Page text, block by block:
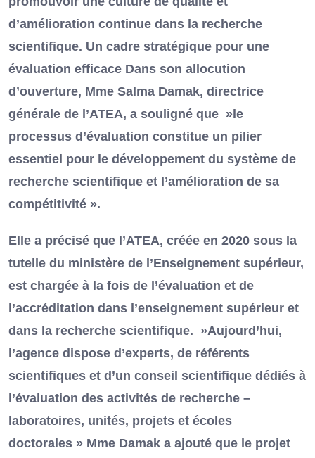
d’amélioration continue dans la recherche
scientifique. Un cadre stratégique pour une
évaluation efficace Dans son allocution
d’ouverture, Mme Salma Damak, directrice
générale de l’ATEA, a souligné que »le
processus d’évaluation constitue un pilier
essentiel pour le développement du système de
recherche scientifique et l’amélioration de sa
compétitivité ».
Elle a précisé que l’ATEA, créée en 2020 sous la
tutelle du ministère de l’Enseignement supérieur,
est chargée à la fois de l’évaluation et de
l’accréditation dans l’enseignement supérieur et
dans la recherche scientifique. »Aujourd’hui,
l’agence dispose d’experts, de référents
scientifiques et d’un conseil scientifique dédiés à
l’évaluation des activités de recherche –
laboratoires, unités, projets et écoles
doctorales » Mme Damak a ajouté que le projet